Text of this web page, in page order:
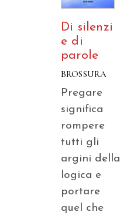
Di silenzi
e di
parole
BROSSURA
Pregare
significa
rompere
tutti gli
argini della
logica e
portare
quel che